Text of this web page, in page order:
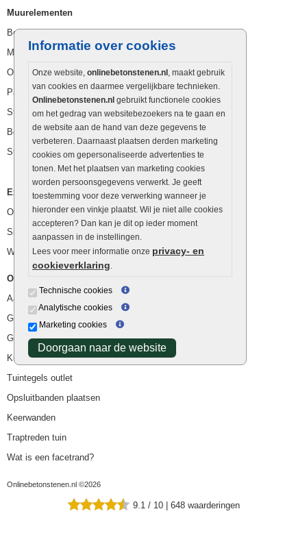
Informatie over cookies
Onze website, onlinebetonstenen.nl , maakt gebruik
van cookies en daarmee vergelijkbare technieken.
Onlinebetonstenen.nl gebruikt functionele cookies
om het gedrag van websitebezoekers na te gaan en
de website aan de hand van deze gegevens te
verbeteren. Daarnaast plaatsen derden marketing
cookies om gepersonaliseerde advertenties te
tonen. Met het plaatsen van marketing cookies
worden persoonsgegevens verwerkt. Je geeft
toestemming voor deze verwerking wanneer je
hieronder een vinkje plaatst. Wil je niet alle cookies
accepteren? Dan kan je dit op ieder moment
aanpassen in de instellingen.
Lees voor meer informatie onze privacy- en
cookieverklaring.
Technische cookies
Analytische cookies
Marketing cookies
Doorgaan naar de website
Muurelementen
Betonbielzen
Muurstenen
Opsluitbanden
Palissaden
Stapelblokken
Betonblokken
Stapelstenen
Extra benodigdheden
Ophoogzand
Siergrind en siersplit
Waterafvoer
Overig
Aanbiedingen
Goedkope bestrating
Goedkope tuintegels
Kunstgras
Tuintegels outlet
Opsluitbanden plaatsen
Keerwanden
Traptreden tuin
Wat is een facetrand?
Onlinebetonstenen.nl ©2026
9.1 / 10 | 648 waarderingen